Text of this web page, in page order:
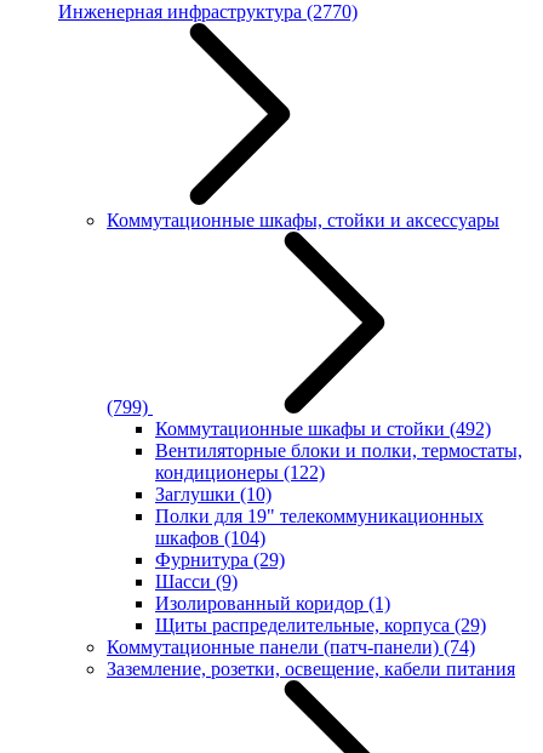
Инженерная инфраструктура (2770)
Коммутационные шкафы, стойки и аксессуары
(799)
Коммутационные шкафы и стойки (492)
Вентиляторные блоки и полки, термостаты,
кондиционеры (122)
Заглушки (10)
Полки для 19" телекоммуникационных
шкафов (104)
Фурнитура (29)
Шасси (9)
Изолированный коридор (1)
Щиты распределительные, корпуса (29)
Коммутационные панели (патч-панели) (74)
Заземление, розетки, освещение, кабели питания